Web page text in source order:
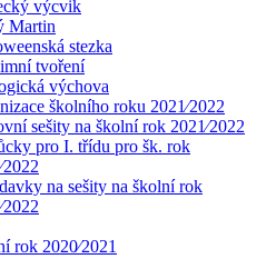
výcvik
Martin
stezka
tvoření
výchova
školního roku 2021⁄2022
sešity na školní rok 2021⁄2022
pro I. třídu pro šk. rok
na sešity na školní rok
rok 2020⁄2021